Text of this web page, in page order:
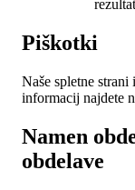
Piškotki
Naše spletne
informacij najdete
Namen
obdelave